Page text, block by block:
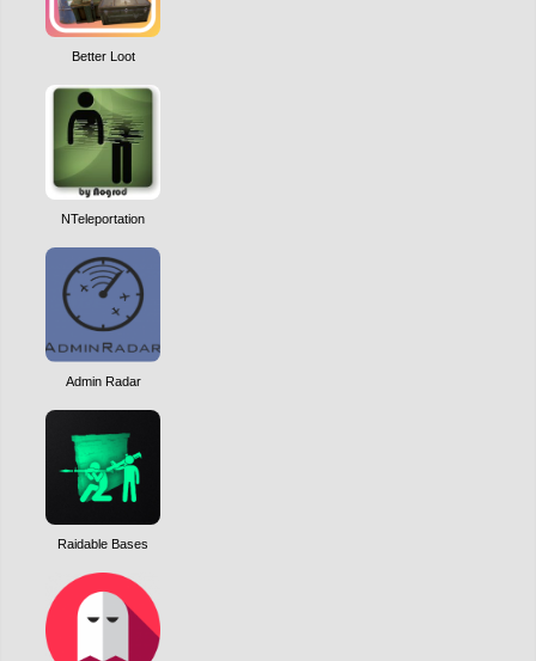
Better Loot
NTeleportation
Admin Radar
Raidable Bases